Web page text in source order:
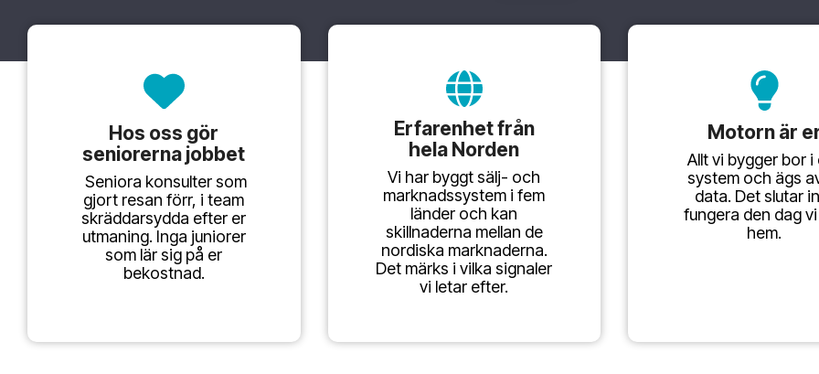
Hos oss gör
seniorerna jobbet
Seniora konsulter som
gjort resan förr, i team
skräddarsydda efter er
utmaning. Inga juniorer
som lär sig på er
bekostnad.
Erfarenhet från
hela Norden
Vi har byggt sälj- och
marknadssystem i fem
länder och kan
skillnaderna mellan de
nordiska marknaderna.
Det märks i vilka signaler
vi letar efter.
Motorn är
Allt vi bygger bor i
system och ägs
data. Det slutar
fungera den dag
hem.